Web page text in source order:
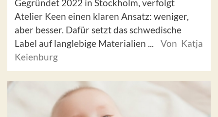
Gegründet 2022 in Stockholm, verfolgt
Atelier Keen einen klaren Ansatz: weniger,
aber besser. Dafür setzt das schwedische
Label auf langlebige Materialien ...
Von Katja
Keienburg